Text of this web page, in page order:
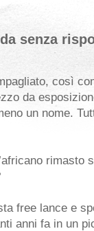
senza
così
da
un nome.
rimasto
free lance e
anni fa in un